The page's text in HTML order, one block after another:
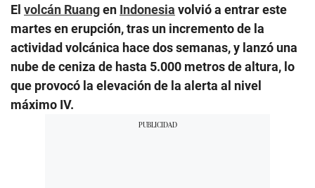
El volcán Ruangen Indonesia volvió a entrar este
martes en erupción, tras un incremento de la
actividad volcánica hace dos semanas, y lanzó una
nube de ceniza de hasta 5.000 metros de altura, lo
que provocó la elevación de la alerta al nivel
máximo IV.